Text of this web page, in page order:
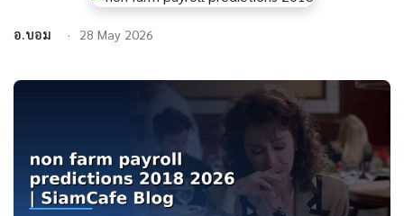
อ.บอม 28 May 2026